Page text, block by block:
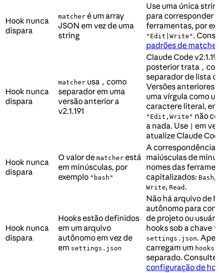
Hook nunca
dispara
matcher é um array
JSON em vez de uma
string
Use uma única
para corresponder
ferramentas, por
"Edit|Write" .
padrões de matcher
Hook nunca
dispara
matcher usa , como
separador em uma
versão anterior a
v2.1.191
Claude Code
posterior trata ,
separador de lista
Versões anteriores
uma vírgula como
caractere literal,
"Edit,Write" não
a nada. Use
em
atualize Claude
Hook nunca
dispara
O valor de matcher está
em minúsculas, por
exemplo "bash"
A correspondência
maiúsculas de
nomes das
capitalizados: Bash,
Write, Read .
Hook nunca
dispara
Hooks estão definidos
em um arquivo
autônomo em vez de
em settings.json
Não há arquivo de
autônomo para
de projeto ou
hooks sob a chave
settings.json.
carregam um
separado. Consulte
configuração de